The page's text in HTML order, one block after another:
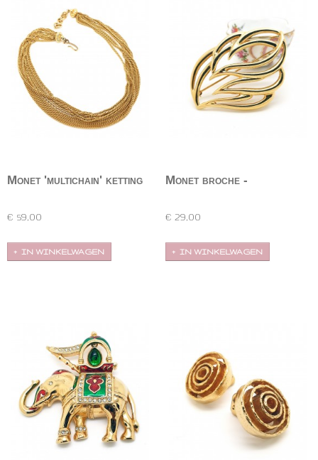
Monet 'multichain' ketting
€ 59,00
IN WINKELWAGEN
Monet broche -
€ 29,00
IN WINKELWAGEN